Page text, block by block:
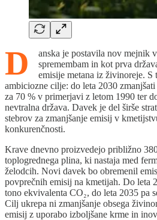
D
anska je postavila nov mejnik
spremembam in kot prva
emisije metana iz živinoreje. S
ambiciozne cilje: do leta 2030
za 70 % v primerjavi z letom 1990 ter
nevtralna država. Davek je del širše
stebrov za zmanjšanje emisij v
konkurenčnosti.
Krave dnevno proizvedejo približno
toplogrednega plina, ki nastaja med
želodcih. Novi davek bo obremenil
povprečnih emisij na kmetijah. Do leta
tono ekvivalenta CO₂, do leta 2035 pa
Cilj ukrepa ni zmanjšanje obsega
emisij z uporabo izboljšane krme in